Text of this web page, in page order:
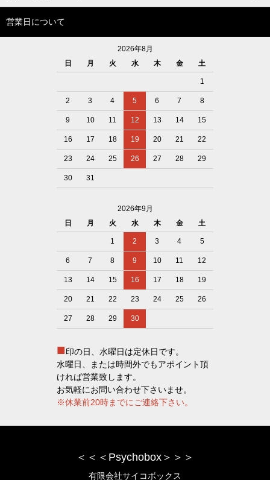
営業日について
2026年8月
日
月 火 水 木 金 土
1
2 3 4 5 6 7 8
9 10 11 12 13 14 15
16 17 18 19 20 21 22
23 24 25 26 27 28 29
30 31
2026年9月
日
月 火 水 木 金 土
1 2 3 4 5
6 7 8 9 10 11 12
13 14 15 16 17 18 19
20 21 22 23 24 25 26
27 28 29 30
■印の日、水曜日は定休日です。
水曜日、または時間外でもアポイント頂
ければ営業致します。
お気軽にお問い合わせ下さいませ。
※休業前20時までにご連絡下さい。
＜＜＜Psychobox＞＞＞
有限会社サイコボックス